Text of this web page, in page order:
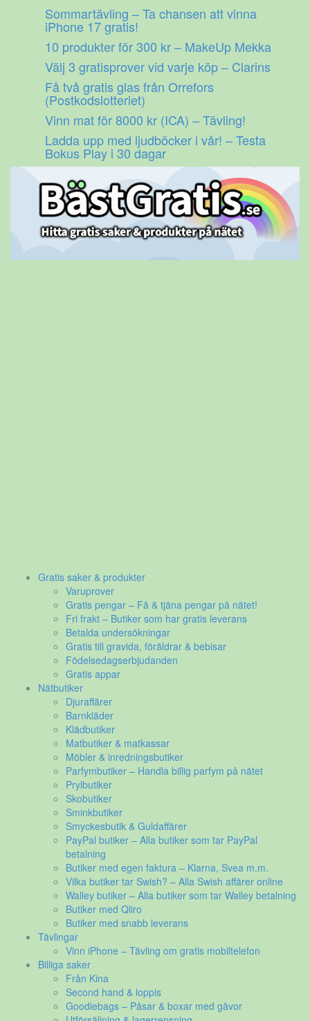
Sommartävling – Ta chansen att vinna
iPhone 17 gratis!
10 produkter för 300 kr – MakeUp Mekka
Välj 3 gratisprover vid varje köp – Clarins
Få två gratis glas från Orrefors
(Postkodslotteriet)
Vinn mat för 8000 kr (ICA) – Tävling!
Ladda upp med ljudböcker i vår! – Testa
Bokus Play i 30 dagar
Gratis saker & produkter
Varuprover
Gratis pengar – Få & tjäna pengar på nätet!
Fri frakt – Butiker som har gratis leverans
Betalda undersökningar
Gratis till gravida, föräldrar & bebisar
Födelsedagserbjudanden
Gratis appar
Nätbutiker
Djuraffärer
Barnkläder
Klädbutiker
Matbutiker & matkassar
Möbler & inredningsbutiker
Parfymbutiker – Handla billig parfym på nätet
Prylbutiker
Skobutiker
Sminkbutiker
Smyckesbutik & Guldaffärer
PayPal butiker – Alla butiker som tar PayPal
betalning
Butiker med egen faktura – Klarna, Svea m.m.
Vilka butiker tar Swish? – Alla Swish affärer online
Walley butiker – Alla butiker som tar Walley betalning
Butiker med Qliro
Butiker med snabb leverans
Tävlingar
Vinn iPhone – Tävling om gratis mobiltelefon
Billiga saker
Från Kina
Second hand & loppis
Goodiebags – Påsar & boxar med gåvor